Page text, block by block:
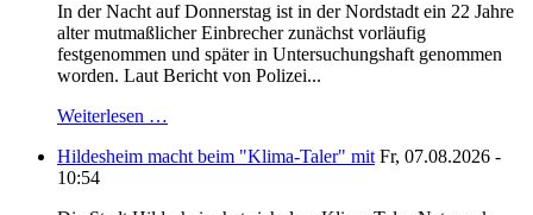
In der Nacht auf Donnerstag ist in der Nordstadt ein 22 Jahre
alter mutmaßlicher Einbrecher zunächst vorläufig
festgenommen und später in Untersuchungshaft genommen
worden. Laut Bericht von Polizei...
Weiterlesen …
Hildesheim macht beim "Klima-Taler" mit Fr, 07.08.2026 -
10:54